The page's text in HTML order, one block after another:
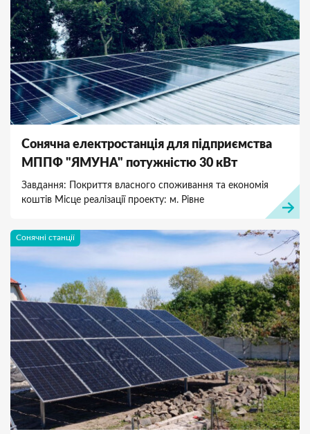
Сонячна електростанція для підприємства
МППФ "ЯМУНА" потужністю 30 кВт
Завдання: Покриття власного споживання та економія
коштів Місце реалізації проекту: м. Рівне
Сонячні станції